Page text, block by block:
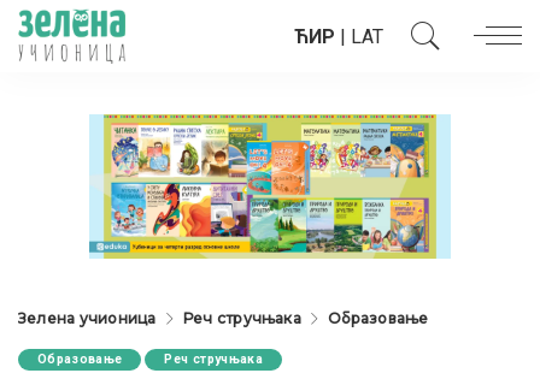
ЋИР | LAT
Зелена учионица Реч стручњака Образовање
Образовање Реч стручњака